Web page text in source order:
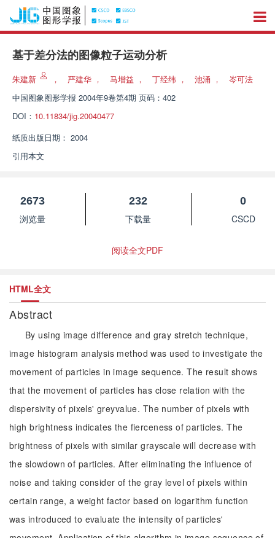
基于差分法的图像粒子运动分析
朱建新 ， 严建华 ， 马增益 ， 丁经纬 ， 池涌 ，
岑可法
中国图象图形学报 2004年9卷第4期 页码：402
DOI： 10.11834/jig.20040477
纸质出版日期： 2004
引用本文
2673
浏览量
232
下载量
0
CSCD
阅读全文PDF
HTML全文
Abstract
By using image difference and gray stretch technique,
image histogram analysis method was used to investigate the
movement of particles in image sequence. The result shows
that the movement of particles has close relation with the
dispersivity of pixels' greyvalue. The number of pixels with
high brightness indicates the fierceness of particles. The
brightness of pixels with similar grayscale will decrease with
the slowdown of particles. After eliminating the influence of
noise and taking consider of the gray level of pixels within
certain range, a weight factor based on logarithm function
was introduced to evaluate the intensity of particles'